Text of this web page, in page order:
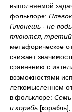
выполняемой
фольклоре:
Плюнешь - не
плюются,
метафорическое
снижает
сравнению с
возможностями
легкомысленном
в фольклоре: Семь
и корабь [корабль];